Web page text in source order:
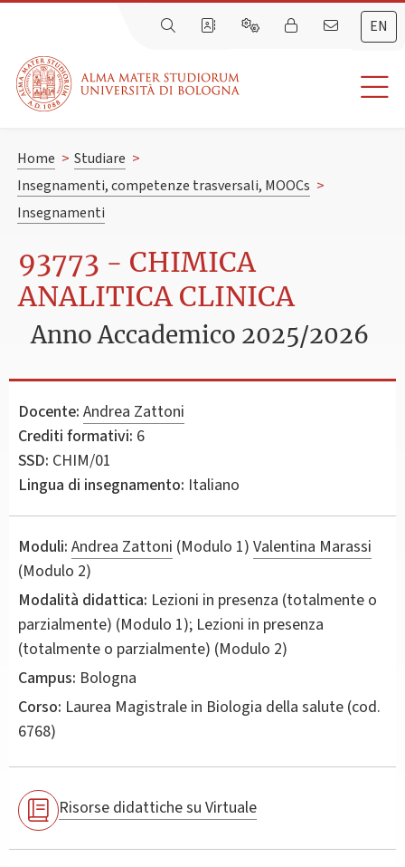
EN
Home > Studiare >
Insegnamenti, competenze trasversali, MOOCs >
Insegnamenti
93773 - CHIMICA
ANALITICA CLINICA
Anno Accademico 2025/2026
Docente: Andrea Zattoni
Crediti formativi: 6
SSD: CHIM/01
Lingua di insegnamento: Italiano
Moduli: Andrea Zattoni (Modulo 1) Valentina Marassi
(Modulo 2)
Modalità didattica: Lezioni in presenza (totalmente o
parzialmente) (Modulo 1); Lezioni in presenza
(totalmente o parzialmente) (Modulo 2)
Campus: Bologna
Corso: Laurea Magistrale in Biologia della salute (cod.
6768)
Risorse didattiche su Virtuale